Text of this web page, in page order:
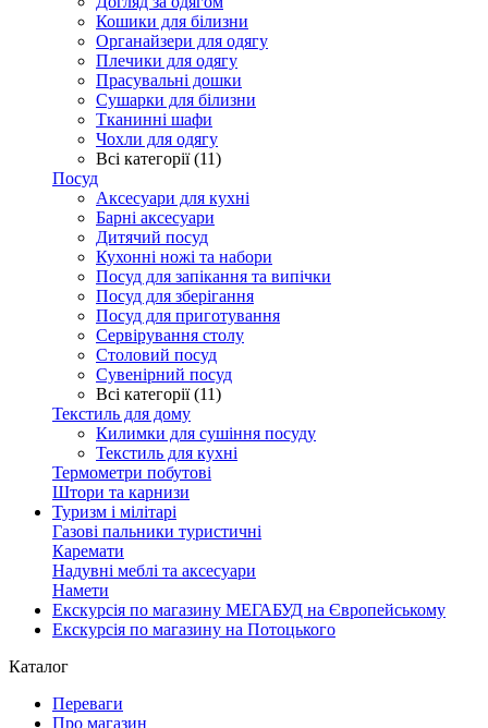
Кошики для білизни
Органайзери для одягу
Плечики для одягу
Прасувальні дошки
Сушарки для білизни
Тканинні шафи
Чохли для одягу
Всі категорії (11)
Посуд
Аксесуари для кухні
Барні аксесуари
Дитячий посуд
Кухонні ножі та набори
Посуд для запікання та випічки
Посуд для зберігання
Посуд для приготування
Сервірування столу
Столовий посуд
Сувенірний посуд
Всі категорії (11)
Текстиль для дому
Килимки для сушіння посуду
Текстиль для кухні
Термометри побутові
Штори та карнизи
Туризм і мілітарі
Газові пальники туристичні
Каремати
Надувні меблі та аксесуари
Намети
Екскурсія по магазину МЕГАБУД на Європейському
Екскурсія по магазину на Потоцького
Каталог
Переваги
Про магазин